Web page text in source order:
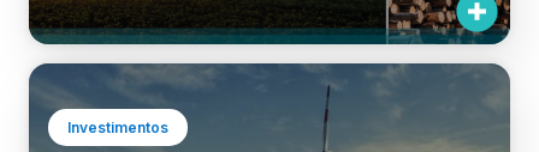
Investimentos